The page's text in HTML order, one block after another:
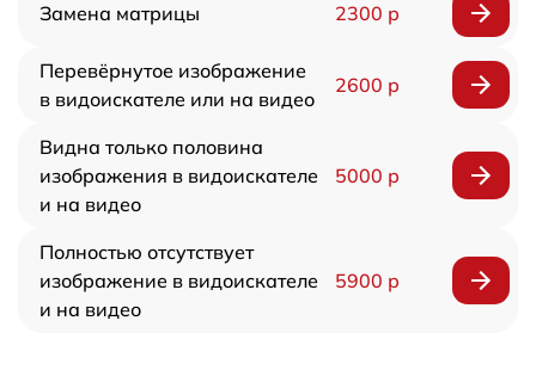
Замена матрицы 2300 р
Перевёрнутое изображение
в видоискателе или на видео
2600 р
Видна только половина
изображения в видоискателе
и на видео
5000 р
Полностью отсутствует
изображение в видоискателе
и на видео
5900 р